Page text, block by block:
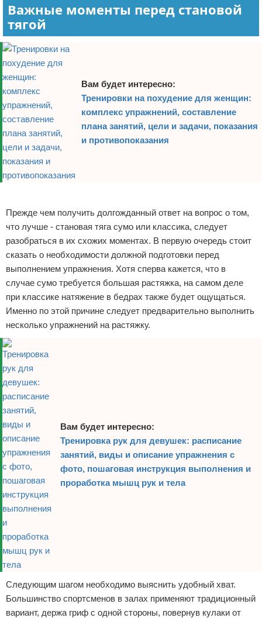
Зимние виды спорта
Тренировки дома
Спортивное питание
Важные моменты перед становой
тягой
Вам будет интересно:
Тренировки на похудение для женщин:
комплекс упражнений, составление
плана занятий, цели и задачи, показания
и противопоказания
Прежде чем получить долгожданный ответ на вопрос о том,
что лучше - становая тяга сумо или классика, следует
разобраться в их схожих моментах. В первую очередь стоит
сказать о необходимости должной подготовки перед
выполнением упражнения. Хотя сперва кажется, что в
случае сумо требуется большая растяжка, на самом деле
при классике натяжение в бедрах также будет ощущаться.
Именно по этой причине следует предварительно выполнить
несколько упражнений на растяжку.
Вам будет интересно:
Тренировка рук для девушек: расписание
занятий, виды и описание упражнения с
фото, пошаговая инструкция выполнения и
проработка мышц рук и тела
Следующим шагом необходимо выяснить удобный хват.
Большинство спортсменов в залах применяют традиционный
вариант, держа гриф с одной стороны, повернув кулаки от